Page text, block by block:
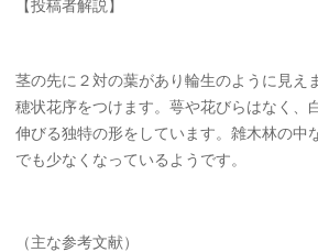
【投稿者解説】
茎の先に２対の葉があり輪生のように見え
穂状花序をつけます。萼や花びらはなく、
伸びる独特の形をしています。雑木林の中
でも少なくなっているようです。
（主な参考文献）